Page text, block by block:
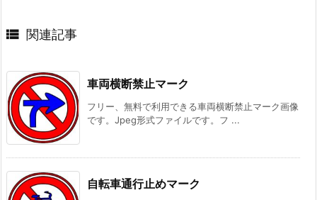
 関連記事
車両横断禁止マーク
フリー、無料で利用できる車両横断禁止マーク画像
です。Jpeg形式ファイルです。フ ...
自転車通行止めマーク